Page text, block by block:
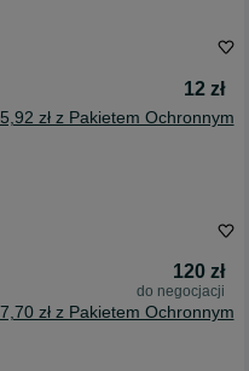
12 zł
zł z Pakietem Ochronnym
120 zł
do negocjacji
zł z Pakietem Ochronnym